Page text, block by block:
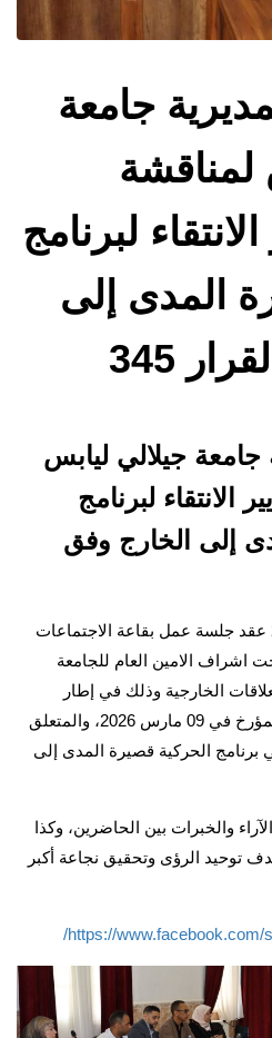
جامعة
لمناقشة
لبرنامج
المدى إلى
345
جيلالي ليابس
الانتقاء لبرنامج
إلى الخارج وفق
تم يوم الخميس 30 أفريل 2026 عقد جلسة عمل بقاعة الاجتماعات
اشراف الامين العام للجامعة
الخارجية وذلك في إطار
تطبيق أحكام القرار رقم 345 المؤرخ في 09 مارس 2026، والمتعلق
برنامج الحركية قصيرة المدى إلى
والخبرات بين الحاضرين، وكذا
توحيد الرؤى وتحقيق نجاعة أكبر
https://www.facebook.com/